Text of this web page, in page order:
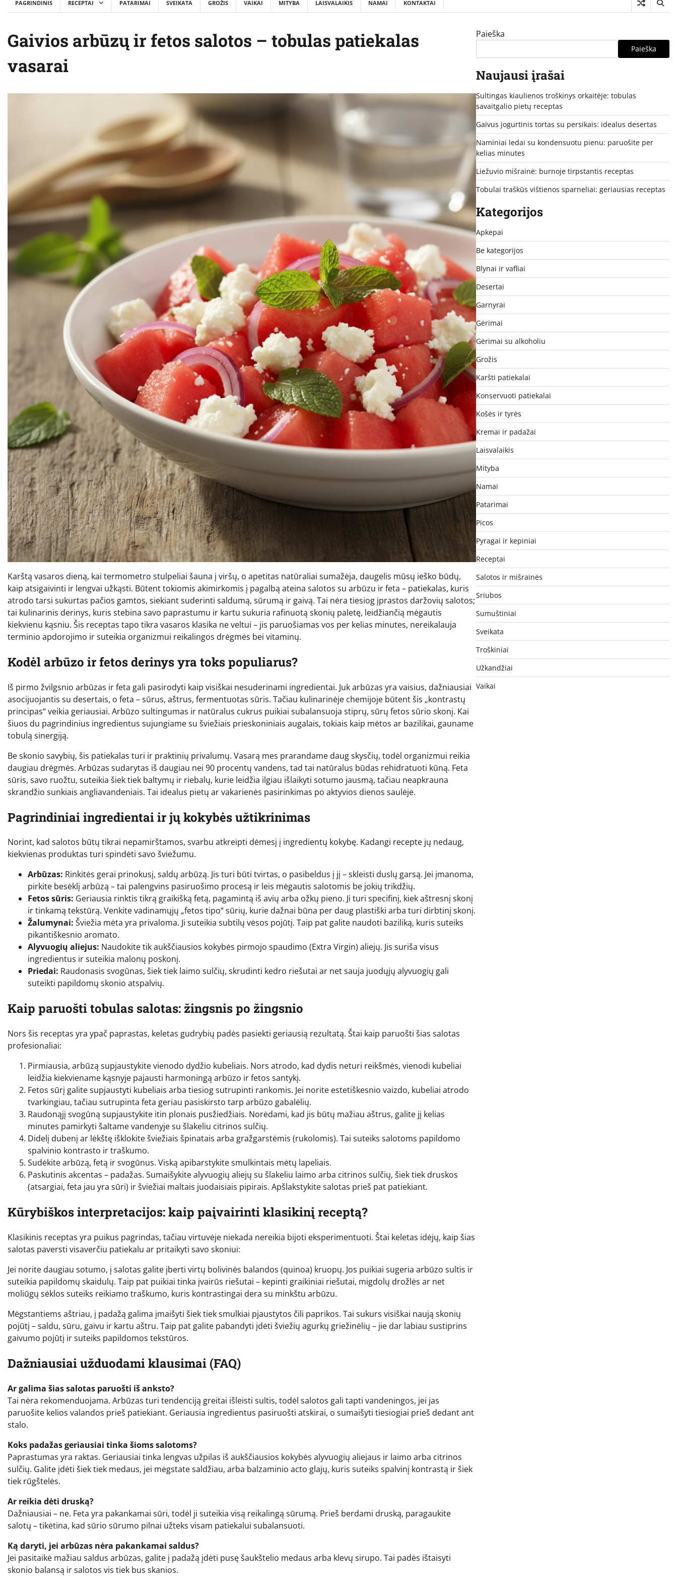
PAGRINDINIS RECEPTAI PATARIMAI SVEIKATA GROŽIS VAIKAI MITYBA LAISVALAIKIS NAMAI KONTAKTAI
Gaivios arbūzų ir fetos salotos – tobulas patiekalas
vasarai
Karštą vasaros dieną, kai termometro stulpeliai šauna į viršų, o apetitas natūraliai sumažėja, daugelis mūsų ieško būdų,
kaip atsigaivinti ir lengvai užkąsti. Būtent tokiomis akimirkomis į pagalbą ateina salotos su arbūzu ir feta – patiekalas, kuris
atrodo tarsi sukurtas pačios gamtos, siekiant suderinti saldumą, sūrumą ir gaivą. Tai nėra tiesiog įprastos daržovių salotos;
tai kulinarinis derinys, kuris stebina savo paprastumu ir kartu sukuria rafinuotą skonių paletę, leidžiančią mėgautis
kiekvienu kąsniu. Šis receptas tapo tikra vasaros klasika ne veltui – jis paruošiamas vos per kelias minutes, nereikalauja
terminio apdorojimo ir suteikia organizmui reikalingos drėgmės bei vitaminų.
Kodėl arbūzo ir fetos derinys yra toks populiarus?
Iš pirmo žvilgsnio arbūzas ir feta gali pasirodyti kaip visiškai nesuderinami ingredientai. Juk arbūzas yra vaisius, dažniausiai
asocijuojantis su desertais, o feta – sūrus, aštrus, fermentuotas sūris. Tačiau kulinarinėje chemijoje būtent šis „kontrastų
principas“ veikia geriausiai. Arbūzo sultingumas ir natūralus cukrus puikiai subalansuoja stiprų, sūrų fetos sūrio skonį. Kai
šiuos du pagrindinius ingredientus sujungiame su šviežiais prieskoniniais augalais, tokiais kaip mėtos ar bazilikai, gauname
tobulą sinergiją.
Be skonio savybių, šis patiekalas turi ir praktinių privalumų. Vasarą mes prarandame daug skysčių, todėl organizmui reikia
daugiau drėgmės. Arbūzas sudarytas iš daugiau nei 90 procentų vandens, tad tai natūralus būdas rehidratuoti kūną. Feta
sūris, savo ruožtu, suteikia šiek tiek baltymų ir riebalų, kurie leidžia ilgiau išlaikyti sotumo jausmą, tačiau neapkrauna
skrandžio sunkiais angliavandeniais. Tai idealus pietų ar vakarienės pasirinkimas po aktyvios dienos saulėje.
Pagrindiniai ingredientai ir jų kokybės užtikrinimas
Norint, kad salotos būtų tikrai nepamirštamos, svarbu atkreipti dėmesį į ingredientų kokybę. Kadangi recepte jų nedaug,
kiekvienas produktas turi spindėti savo šviežumu.
Arbūzas: Rinkitės gerai prinokusį, saldų arbūzą. Jis turi būti tvirtas, o pasibeldus į jį – skleisti duslų garsą. Jei įmanoma,
pirkite besėklį arbūzą – tai palengvins pasiruošimo procesą ir leis mėgautis salotomis be jokių trikdžių.
Fetos sūris: Geriausia rinktis tikrą graikišką fetą, pagamintą iš avių arba ožkų pieno. Ji turi specifinį, kiek aštresnį skonį
ir tinkamą tekstūrą. Venkite vadinamųjų „fetos tipo“ sūrių, kurie dažnai būna per daug plastiški arba turi dirbtinį skonį.
Žalumynai: Šviežia mėta yra privaloma. Ji suteikia subtilų vėsos pojūtį. Taip pat galite naudoti baziliką, kuris suteiks
pikantiškesnio aromato.
Alyvuogių aliejus: Naudokite tik aukščiausios kokybės pirmojo spaudimo (Extra Virgin) aliejų. Jis suriša visus
ingredientus ir suteikia malonų poskonį.
Priedai: Raudonasis svogūnas, šiek tiek laimo sulčių, skrudinti kedro riešutai ar net sauja juodųjų alyvuogių gali
suteikti papildomų skonio atspalvių.
Kaip paruošti tobulas salotas: žingsnis po žingsnio
Nors šis receptas yra ypač paprastas, keletas gudrybių padės pasiekti geriausią rezultatą. Štai kaip paruošti šias salotas
profesionaliai:
Pirmiausia, arbūzą supjaustykite vienodo dydžio kubeliais. Nors atrodo, kad dydis neturi reikšmės, vienodi kubeliai
leidžia kiekviename kąsnyje pajausti harmoningą arbūzo ir fetos santykį.
Fetos sūrį galite supjaustyti kubeliais arba tiesiog sutrupinti rankomis. Jei norite estetiškesnio vaizdo, kubeliai atrodo
tvarkingiau, tačiau sutrupinta feta geriau pasiskirsto tarp arbūzo gabalėlių.
Raudonąjį svogūną supjaustykite itin plonais pusžiedžiais. Norėdami, kad jis būtų mažiau aštrus, galite jį kelias
minutes pamirkyti šaltame vandenyje su šlakeliu citrinos sulčių.
Didelį dubenį ar lėkštę išklokite šviežiais špinatais arba gražgarstėmis (rukolomis). Tai suteiks salotoms papildomo
spalvinio kontrasto ir traškumo.
Sudėkite arbūzą, fetą ir svogūnus. Viską apibarstykite smulkintais mėtų lapeliais.
Paskutinis akcentas – padažas. Sumaišykite alyvuogių aliejų su šlakeliu laimo arba citrinos sulčių, šiek tiek druskos
(atsargiai, feta jau yra sūri) ir šviežiai maltais juodaisiais pipirais. Apšlakstykite salotas prieš pat patiekiant.
Kūrybiškos interpretacijos: kaip paįvairinti klasikinį receptą?
Klasikinis receptas yra puikus pagrindas, tačiau virtuvėje niekada nereikia bijoti eksperimentuoti. Štai keletas idėjų, kaip šias
salotas paversti visaverčiu patiekalu ar pritaikyti savo skoniui:
Jei norite daugiau sotumo, į salotas galite įberti virtų bolivinės balandos (quinoa) kruopų. Jos puikiai sugeria arbūzo sultis ir
suteikia papildomų skaidulų. Taip pat puikiai tinka įvairūs riešutai – kepinti graikiniai riešutai, migdolų drožlės ar net
moliūgų sėklos suteiks reikiamo traškumo, kuris kontrastingai dera su minkštu arbūzu.
Mėgstantiems aštriau, į padažą galima įmaišyti šiek tiek smulkiai pjaustytos čili paprikos. Tai sukurs visiškai naują skonių
pojūtį – saldu, sūru, gaivu ir kartu aštru. Taip pat galite pabandyti įdėti šviežių agurkų griežinėlių – jie dar labiau sustiprins
gaivumo pojūtį ir suteiks papildomos tekstūros.
Dažniausiai užduodami klausimai (FAQ)
Ar galima šias salotas paruošti iš anksto?
Tai nėra rekomenduojama. Arbūzas turi tendenciją greitai išleisti sultis, todėl salotos gali tapti vandeningos, jei jas
paruošite kelios valandos prieš patiekiant. Geriausia ingredientus pasiruošti atskirai, o sumaišyti tiesiogiai prieš dedant ant
stalo.
Koks padažas geriausiai tinka šioms salotoms?
Paprastumas yra raktas. Geriausiai tinka lengvas užpilas iš aukščiausios kokybės alyvuogių aliejaus ir laimo arba citrinos
sulčių. Galite įdėti šiek tiek medaus, jei mėgstate saldžiau, arba balzaminio acto glajų, kuris suteiks spalvinį kontrastą ir šiek
tiek rūgštelės.
Ar reikia dėti druską?
Dažniausiai – ne. Feta yra pakankamai sūri, todėl ji suteikia visą reikalingą sūrumą. Prieš berdami druską, paragaukite
salotų – tikėtina, kad sūrio sūrumo pilnai užteks visam patiekalui subalansuoti.
Ką daryti, jei arbūzas nėra pakankamai saldus?
Jei pasitaikė mažiau saldus arbūzas, galite į padažą įdėti pusę šaukštelio medaus arba klevų sirupo. Tai padės ištaisyti
skonio balansą ir salotos vis tiek bus skanios.
Paieška
Paieška
Naujausi įrašai
Sultingas kiaulienos troškinys orkaitėje: tobulas
savaitgalio pietų receptas
Gaivus jogurtinis tortas su persikais: idealus desertas
Naminiai ledai su kondensuotu pienu: paruošite per
kelias minutes
Liežuvio mišrainė: burnoje tirpstantis receptas
Tobulai traškūs vištienos sparneliai: geriausias receptas
Kategorijos
Apkepai
Be kategorijos
Blynai ir vafliai
Desertai
Garnyrai
Gėrimai
Gėrimai su alkoholiu
Grožis
Karšti patiekalai
Konservuoti patiekalai
Košės ir tyrės
Kremai ir padažai
Laisvalaikis
Mityba
Namai
Patarimai
Picos
Pyragai ir kepiniai
Receptai
Salotos ir mišrainės
Sriubos
Sumuštiniai
Sveikata
Troškiniai
Užkandžiai
Vaikai